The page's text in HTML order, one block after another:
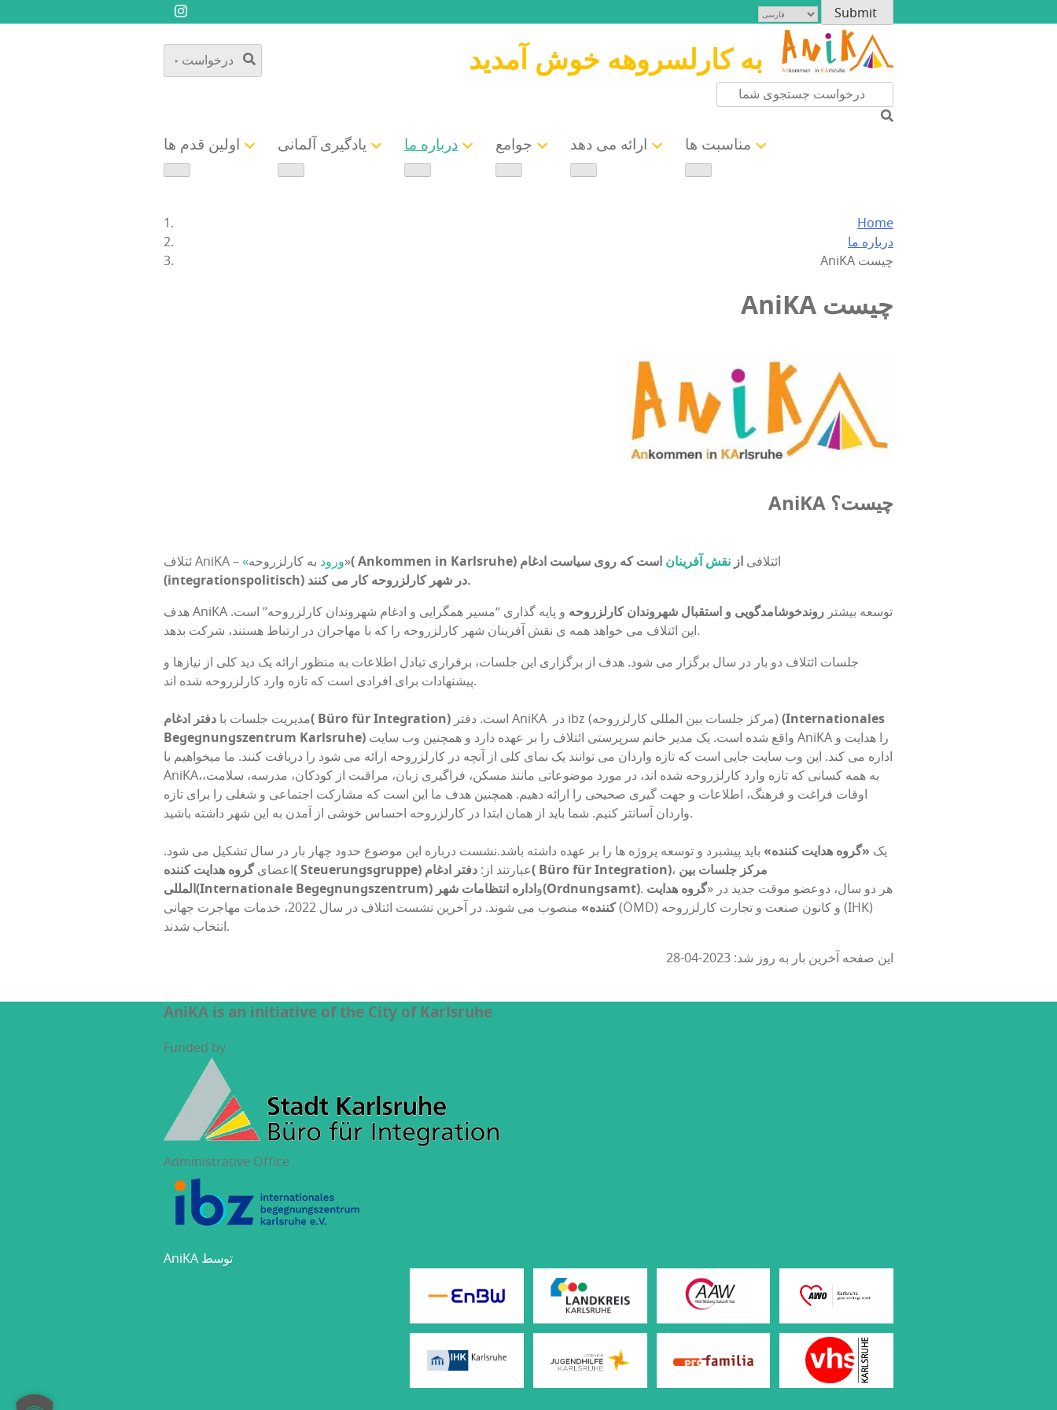
به کارلسروهه خوش آمدید
اولین قدم ها یادگیری آلمانی درباره ما جوامع ارائه می دهد مناسبت ها
Home
درباره ما
AniKA چیست
AniKA چیست
AniKA چیست؟
ئتلاف AniKA – «ورودبه کارلزروحه»( Ankommen in Karlsruhe) ائتلافی ازنقش آفرینان است که روی سیاست ادغام
(integrationspolitisch)
در شهرکارلزروحه کار می کنند.
هدف AniKA توسعه بیشتر روندخوشامدگویی و استقبال شهروندان کارلزروحه و پایه گذاری “مسیر همگرایی و ادغام شهروندان کارلزروحه” است.
این ائتلاف می خواهد همه ی نقش آفرینان شهر کارلزروحه را که با مهاجران در ارتباط هستند، شرکت بدهد.
جلسات ائتلاف دو بار در سال برگزار می شود. هدف از برگزاری این جلسات، برقراری تبادل اطلاعات به منظور ارائه یک دید کلی از نیازها و
پیشنهادات برای افرادی است که تازه وارد کارلزروحه شده اند.
مدیریت جلسات بادفتر ادغام( Büro für Integration) است. دفتر AniKA در ibz (مرکز جلسات بین المللی کارلزروحه) (Internationales
Begegnungszentrum Karlsruhe) واقع شده است. یک مدیر خانم سرپرستی ائتلاف را بر عهده دارد و همچنین وب سایت AniKA را هدایت و
اداره می کند. این وب سایت جایی است که تازه واردان می توانند یک نمای کلی از آنچه در کارلزروحه ارائه می شود را دریافت کنند. ما میخواهیم با
AniKA،به همه کسانی که تازه وارد کارلزروحه شده اند، در مورد موضوعاتی مانند مسکن، فراگیری زبان، مراقبت از کودکان، مدرسه، سلامت،
اوقات فراغت و فرهنگ، اطلاعات و جهت گیری صحیحی را ارائه دهیم. همچنین هدف ما این است که مشارکت اجتماعی و شغلی را برای تازه
واردان آسانتر کنیم. شما باید از همان ابتدا در کارلزروحه احساس خوشی از آمدن به این شهر داشته باشید.
یک «گروه هدایت کننده» باید پیشبرد و توسعه پروژه ها را بر عهده داشته باشد.نشست درباره این موضوع حدود چهار بار در سال تشکیل می شود.
اعضایگروه هدایت کننده(Steuerungsgruppe) عبارتند از:دفتر ادغام( Büro für Integration)، مرکز جلسات بین
المللی(Internationale Begegnungszentrum)
واداره انتظامات شهر(Ordnungsamt) . هر دو سال، دوعضو موقت جدید در «گروه هدایت
کننده»
منصوب می شوند. در آخرین نشست ائتلاف در سال 2022، خدمات مهاجرت جهانی (ÖMD) و کانون صنعت و تجارت کارلزروحه (IHK)
انتخاب شدند.
این صفحه آخرین بار به روز شد: 2023-04-28
AniKA is an initiative of the City of Karlsruhe
Funded by
Administrative Office
AniKA توسط